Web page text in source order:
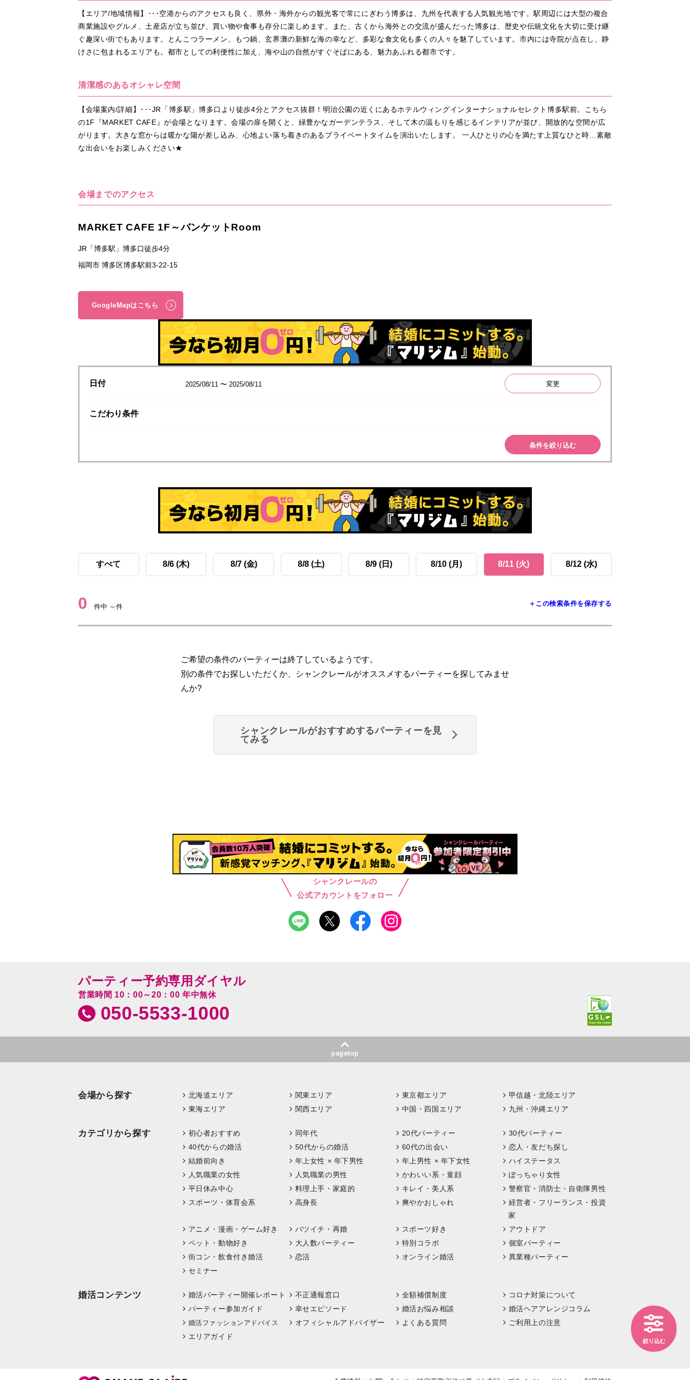
【エリア/地域情報】･･･空港からのアクセスも良く、県外・海外からの観光客で常ににぎわう博多は、九州を代表する人気観光地です。駅周辺には大型の複合
商業施設やグルメ、土産店が立ち並び、買い物や食事も存分に楽しめます。また、古くから海外との交流が盛んだった博多は、歴史や伝統文化を大切に受け継
ぐ趣深い街でもあります。とんこつラーメン、もつ鍋、玄界灘の新鮮な海の幸など、多彩な食文化も多くの人々を魅了しています。市内には寺院が点在し、静
けさに包まれるエリアも。都市としての利便性に加え、海や山の自然がすぐそばにある、魅力あふれる都市です。
清潔感のあるオシャレ空間
【会場案内/詳細】･･･JR「博多駅」博多口より徒歩4分とアクセス抜群！明治公園の近くにあるホテルウィングインターナショナルセレクト博多駅前。こちら
の1F『MARKET CAFE』が会場となります。会場の扉を開くと、緑豊かなガーデンテラス、そして木の温もりを感じるインテリアが並び、開放的な空間が広
がります。大きな窓からは暖かな陽が差し込み、心地よい落ち着きのあるプライベートタイムを演出いたします。 一人ひとりの心を満たす上質なひと時…素敵
な出会いをお楽しみください★
会場までのアクセス
MARKET CAFE 1F～バンケットRoom
JR「博多駅」博多口徒歩4分
福岡市 博多区博多駅前3-22-15
GoogleMapはこちら
日付 2025/08/11 〜 2025/08/11 変更
こだわり条件
条件を絞り込む
すべて 8/6 (木) 8/7 (金) 8/8 (土) 8/9 (日) 8/10 (月) 8/11 (火) 8/12 (水)
0 件中 ～件 ＋この検索条件を保存する
ご希望の条件のパーティーは終了しているようです。
別の条件でお探しいただくか、シャンクレールがオススメするパーティーを探してみませ
んか?
シャンクレールがおすすめするパーティーを見
てみる
シャンクレールの
公式アカウントをフォロー
絞り込む
パーティー予約専用ダイヤル
営業時間 10：00～20：00 年中無休
050-5533-1000
pagetop
会場から探す 北海道エリア 関東エリア 東京都エリア
甲信越・北陸エリア
東海エリア
関西エリア 中国・四国エリア 九州・沖縄エリア
カテゴリから探す 初心者おすすめ 同年代 20代パーティー
30代パーティー
40代からの婚活
50代からの婚活 60代の出会い
恋人・友だち探し
結婚前向き
年上女性 × 年下男性 年上男性 × 年下女性
ハイステータス
人気職業の女性
人気職業の男性 かわいい系・童顔
ぽっちゃり女性
平日休み中心
料理上手・家庭的 キレイ・美人系
警察官・消防士・自衛隊男性
スポーツ・体育会系
高身長 爽やかおしゃれ
経営者・フリーランス・投資
家
アニメ・漫画・ゲーム好き
バツイチ・再婚 スポーツ好き
アウトドア
ペット・動物好き
大人数パーティー 特別コラボ
個室パーティー
街コン・飲食付き婚活
恋活 オンライン婚活
異業種パーティー
セミナー
婚活コンテンツ 婚活パーティー開催レポート 不正通報窓口 全額補償制度
コロナ対策について
パーティー参加ガイド
幸せエピソード 婚活お悩み相談 婚活ヘアアレンジコラム
婚活ファッションアドバイス オフィシャルアドバイザー よくある質問
ご利用上の注意
エリアガイド